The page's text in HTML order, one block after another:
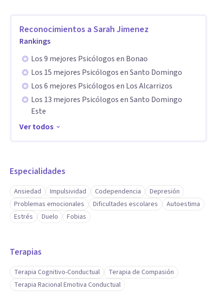
Reconocimientos a Sarah Jimenez
Rankings
Los 9 mejores Psicólogos en Bonao
Los 15 mejores Psicólogos en Santo Domingo
Los 6 mejores Psicólogos en Los Alcarrizos
Los 13 mejores Psicólogos en Santo Domingo
Este
Ver todos
Especialidades
Ansiedad Impulsividad Codependencia
Depresión
Problemas emocionales
Dificultades escolares
Autoestima
Estrés
Duelo Fobias
Terapias
Terapia Cognitivo-Conductual
Terapia de Compasión
Terapia Racional Emotiva Conductual